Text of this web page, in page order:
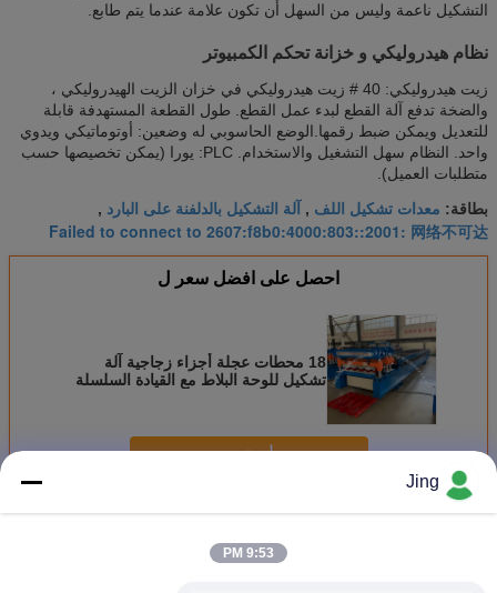
التشكيل ناعمة وليس من السهل أن تكون علامة عندما يتم طابع.
نظام هيدروليكي و خزانة تحكم الكمبيوتر
زيت هيدروليكي: 40 # زيت هيدروليكي في خزان الزيت الهيدروليكي ،
والضخة تدفع آلة القطع لبدء عمل القطع. طول القطعة المستهدفة قابلة
للتعديل ويمكن ضبط رقمها.الوضع الحاسوبي له وضعين: أوتوماتيكي ويدوي
واحد. النظام سهل التشغيل والاستخدام. PLC: يورا (يمكن تخصيصها حسب
متطلبات العميل).
بطاقة: معدات تشكيل اللف , آلة التشكيل بالدلفنة على البارد ,
Failed to connect to 2607:f8b0:4000:803::2001: 网络不可达
احصل على افضل سعر ل
18 محطات عجلة أجزاء زجاجية آلة
تشكيل للوحة البلاط مع القيادة السلسلة
استمر
أكثريزجّج قرميد لف يشكّل آلة
Jing
9:53 PM